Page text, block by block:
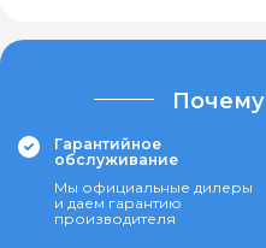
Почему
Гарантийное
обслуживание
Мы официальные дилеры
и даем гарантию
производителя